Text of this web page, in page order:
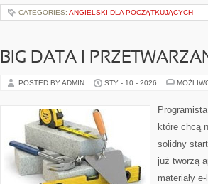
CATEGORIES: ANGIELSKI DLA POCZĄTKUJĄCYCH
BIG DATA I
POSTED BY ADMIN STY - 10 - 2026
które chcą
solidny
już tworzą
materiały